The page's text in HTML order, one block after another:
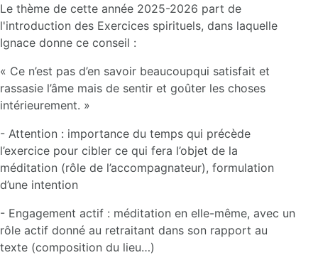
Le thème de cette année 2025-2026 part de
l'introduction des Exercices spirituels, dans laquelle
Ignace donne ce conseil :
« Ce n’est pas d’en savoir beaucoupqui satisfait et
rassasie l’âme mais de sentir et goûter les choses
intérieurement. »
- Attention : importance du temps qui précède
l’exercice pour cibler ce qui fera l’objet de la
méditation (rôle de l’accompagnateur), formulation
d’une intention
- Engagement actif : méditation en elle-même, avec un
rôle actif donné au retraitant dans son rapport au
texte (composition du lieu…)